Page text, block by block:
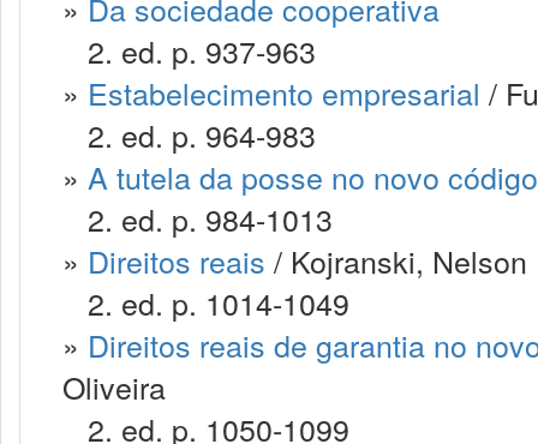
2. ed. p. 937-963
» Estabelecimento empresarial /
2. ed. p. 964-983
» A tutela da posse no novo
2. ed. p. 984-1013
» Direitos reais / Kojranski, Nelson
2. ed. p. 1014-1049
» Direitos reais de garantia no
Oliveira
2. ed. p. 1050-1099